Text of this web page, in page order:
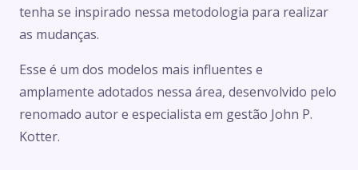
tenha se inspirado nessa metodologia para realizar
as mudanças.
Esse é um dos modelos mais influentes e
amplamente adotados nessa área, desenvolvido pelo
renomado autor e especialista em gestão John P.
Kotter.